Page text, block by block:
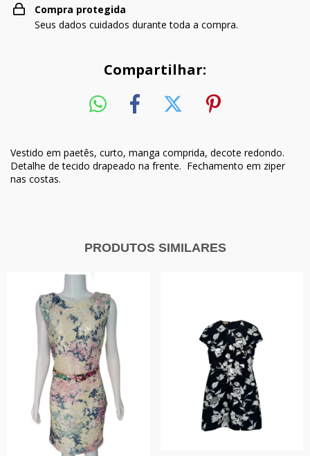
Compra protegida
Seus dados cuidados durante toda a compra.
Compartilhar:
Vestido em paetês, curto, manga comprida, decote redondo.
Detalhe de tecido drapeado na frente. Fechamento em ziper
nas costas.
PRODUTOS SIMILARES